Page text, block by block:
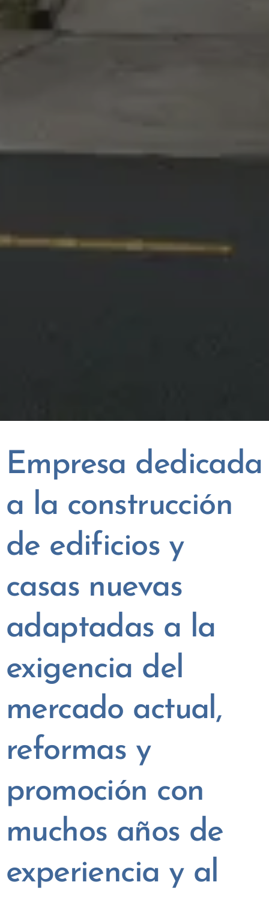
Empresa dedicada
a la construcción
de edificios y
casas nuevas
adaptadas a la
exigencia del
mercado actual,
reformas y
promoción con
muchos años de
experiencia y al